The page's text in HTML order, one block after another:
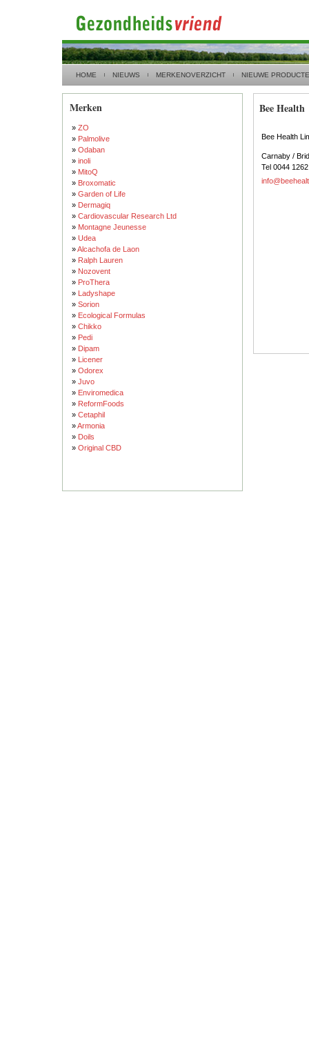
HOME NIEUWS MERKENOVERZICHT NIEUWE
Merken
» ZO
» Palmolive
» Odaban
» inoli
» MitoQ
» Broxomatic
» Garden of Life
» Dermagiq
» Cardiovascular Research Ltd
» Montagne Jeunesse
» Udea
»Alcachofa de Laon
» Ralph Lauren
» Nozovent
» ProThera
» Ladyshape
» Sorion
» Ecological Formulas
» Chikko
» Pedi
» Dipam
» Licener
» Odorex
» Juvo
» Enviromedica
» ReformFoods
» Cetaphil
»Armonia
» Doils
» Original CBD
Bee Health
Bee Health
Carnaby /
Tel 0044